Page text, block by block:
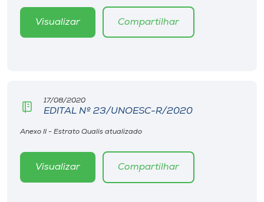
Visualizar Compartilhar
17/08/2020
EDITAL Nº 23/UNOESC-R/2020
Anexo II - Estrato Qualis atualizado
Visualizar Compartilhar